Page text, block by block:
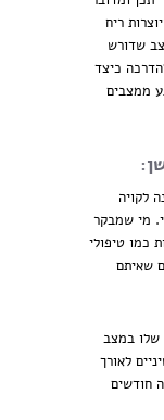
ריח
שדורש
כיצד
ממצבים
לקויה
מי שמבקר
כמו טיפולי
שאיתם
שלו במצב
לאורך
חודשים